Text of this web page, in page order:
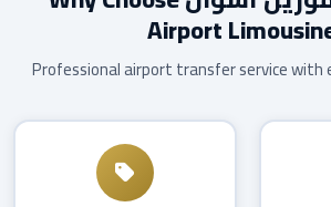
EN
Airport
Professional airport transfer service with